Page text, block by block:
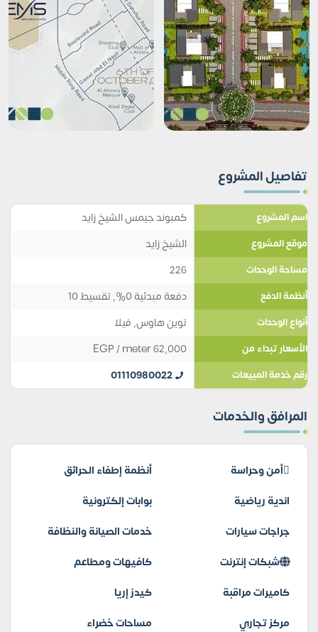
تفاصيل المشروع
اسم المشروع كمبوند جيمس الشيخ زايد
موقع المشروع الشيخ زايد
مساحة الوحدات 226
أنظمة الدفع دفعة مبدئية 0%, تقسيط 10
أنواع الوحدات توين هاوس, فيلا
الأسعار تبداء من 62,000
EGP/ meter
رقم خدمة المبيعات 01110980022
المرافق والخدمات
أمن وحراسة
أنظمة إطفاء الحرائق
اندية رياضية
بوابات إلكترونية
جراجات سيارات
خدمات الصيانة والنظافة
شبكات إنترنت
كافيهات ومطاعم
كاميرات مراقبة
كيدز إريا
مركز تجاري
مساحات خضراء